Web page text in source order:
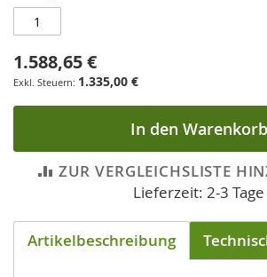
1.588,65 €
1.335,00 €
In den Warenkorb
ZUR VERGLEICHSLISTE
Lieferzeit: 2-3 Tage
Artikelbeschreibung